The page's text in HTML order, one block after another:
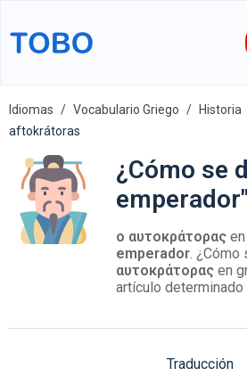
Idiomas Vocabulario Griego Historia
aftokrátoras
¿Cómo se
ο αυτοκράτορας
emperador. ¿Cómo
αυτοκράτορας en
artículo determinado
Traducción